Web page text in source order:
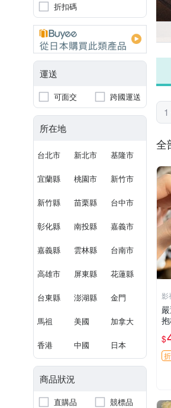
折扣碼
運送
可面交 跨國運送
所在地
台北市 新北市 基隆市
宜蘭縣 桃園市 新竹市
新竹縣 苗栗縣 台中市
彰化縣 南投縣 嘉義市
嘉義縣 雲林縣 台南市
高雄市 屏東縣 花蓮縣
台東縣 澎湖縣 金門
馬祖 美國 加拿大
香港 中國 日本
商品狀況
直購品
競標品
全
影
$